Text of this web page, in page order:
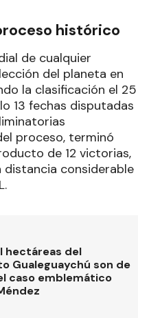
histórico
de cualquier
del planeta en
la clasificación el 25
13 fechas disputadas
proceso, terminó
de 12 victorias,
considerable
hectáreas del
Gualeguaychú son de
caso emblemático